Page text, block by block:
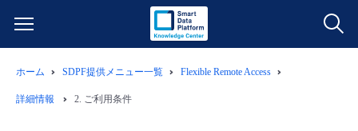
サービス一覧
ホーム SDPF提供メニュー一覧 Flexible Remote Access
詳細情報 2. ご利用条件